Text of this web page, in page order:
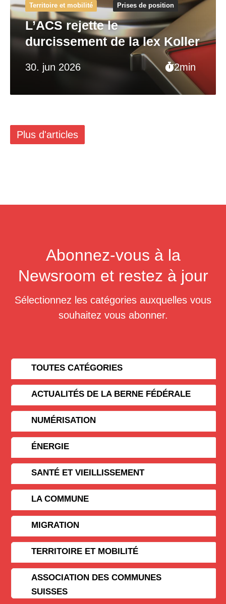
30. jun 2026 2min
Territoire et mobilité Prises de position
L’ACS rejette le
durcissement de la lex Koller
Plus d'articles
Abonnez-vous à la
Newsroom et restez à jour
Sélectionnez les catégories auxquelles vous
souhaitez vous abonner.
TOUTES CATÉGORIES
ACTUALITÉS DE LA BERNE FÉDÉRALE
NUMÉRISATION
ÉNERGIE
SANTÉ ET VIEILLISSEMENT
LA COMMUNE
MIGRATION
TERRITOIRE ET MOBILITÉ
ASSOCIATION DES COMMUNES
SUISSES